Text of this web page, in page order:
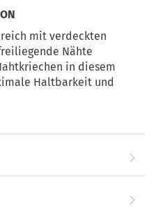
mit verdeckten
Nähte
in diesem
Haltbarkeit und